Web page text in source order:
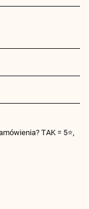
TAK = 5⭐,